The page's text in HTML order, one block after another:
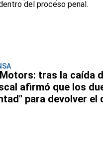
tras la caída
afirmó que los
para devolver el